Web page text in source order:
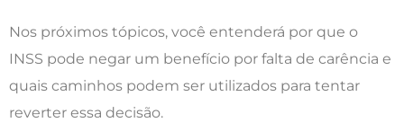
Nos próximos tópicos, você entenderá por que o
INSS pode negar um benefício por falta de carência e
quais caminhos podem ser utilizados para tentar
reverter essa decisão.